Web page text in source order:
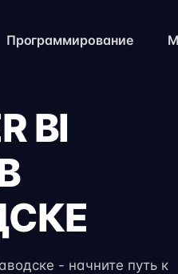
Программирование
BI
- начните путь к